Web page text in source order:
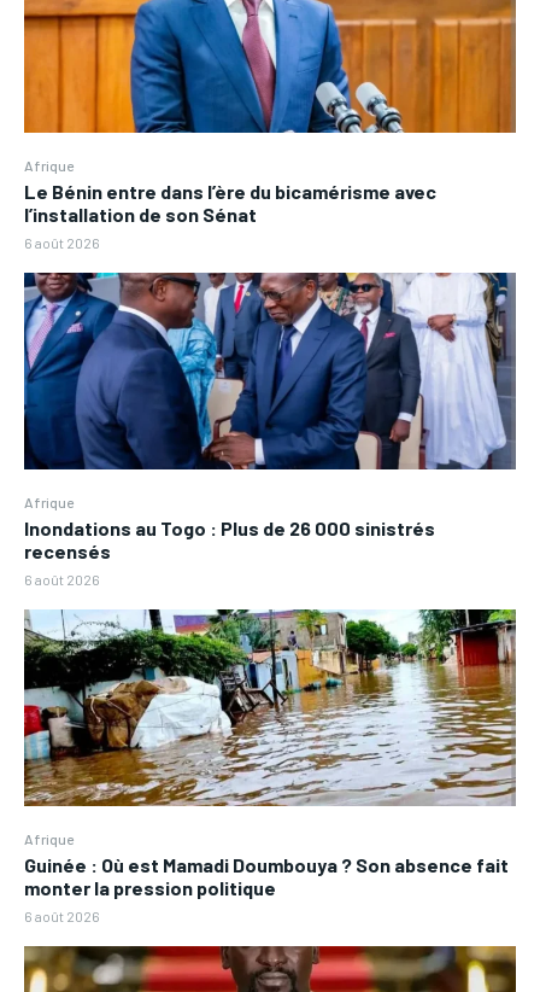
Afrique
Le Bénin entre dans l’ère du bicamérisme avec
l’installation de son Sénat
6 août 2026
Afrique
Inondations au Togo : Plus de 26 000 sinistrés
recensés
6 août 2026
Afrique
Guinée : Où est Mamadi Doumbouya ? Son absence fait
monter la pression politique
6 août 2026